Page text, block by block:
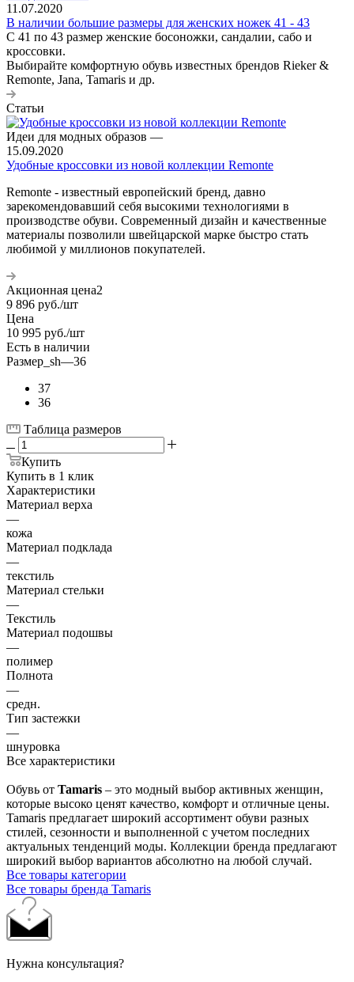
11.07.2020
В наличии большие размеры для женских ножек 41 - 43
С 41 по 43 размер женские босоножки, сандалии, сабо и
кроссовки.
Выбирайте комфортную обувь известных брендов Rieker &
Remonte, Jana, Tamaris и др.
Статьи
Идеи для модных образов —
15.09.2020
Удобные кроссовки из новой коллекции Remonte
Remonte - известный европейский бренд, давно
зарекомендовавший себя высокими технологиями в
производстве обуви. Современный дизайн и качественные
материалы позволили швейцарской марке быстро стать
любимой у миллионов покупателей.
Акционная цена2
9 896 руб./шт
Цена
10 995 руб./шт
Есть в наличии
Размер_sh—36
37
36
Таблица размеров
Купить
Купить в 1 клик
Характеристики
Материал верха
—
кожа
Материал подклада
—
текстиль
Материал стельки
—
Текстиль
Материал подошвы
—
полимер
Полнота
—
средн.
Тип застежки
—
шнуровка
Все характеристики
Обувь от Tamaris – это модный выбор активных женщин,
которые высоко ценят качество, комфорт и отличные цены.
Tamaris предлагает широкий ассортимент обуви разных
стилей, сезонности и выполненной с учетом последних
актуальных тенденций моды. Коллекции бренда предлагают
широкий выбор вариантов абсолютно на любой случай.
Все товары категории
Все товары бренда Tamaris
Нужна консультация?